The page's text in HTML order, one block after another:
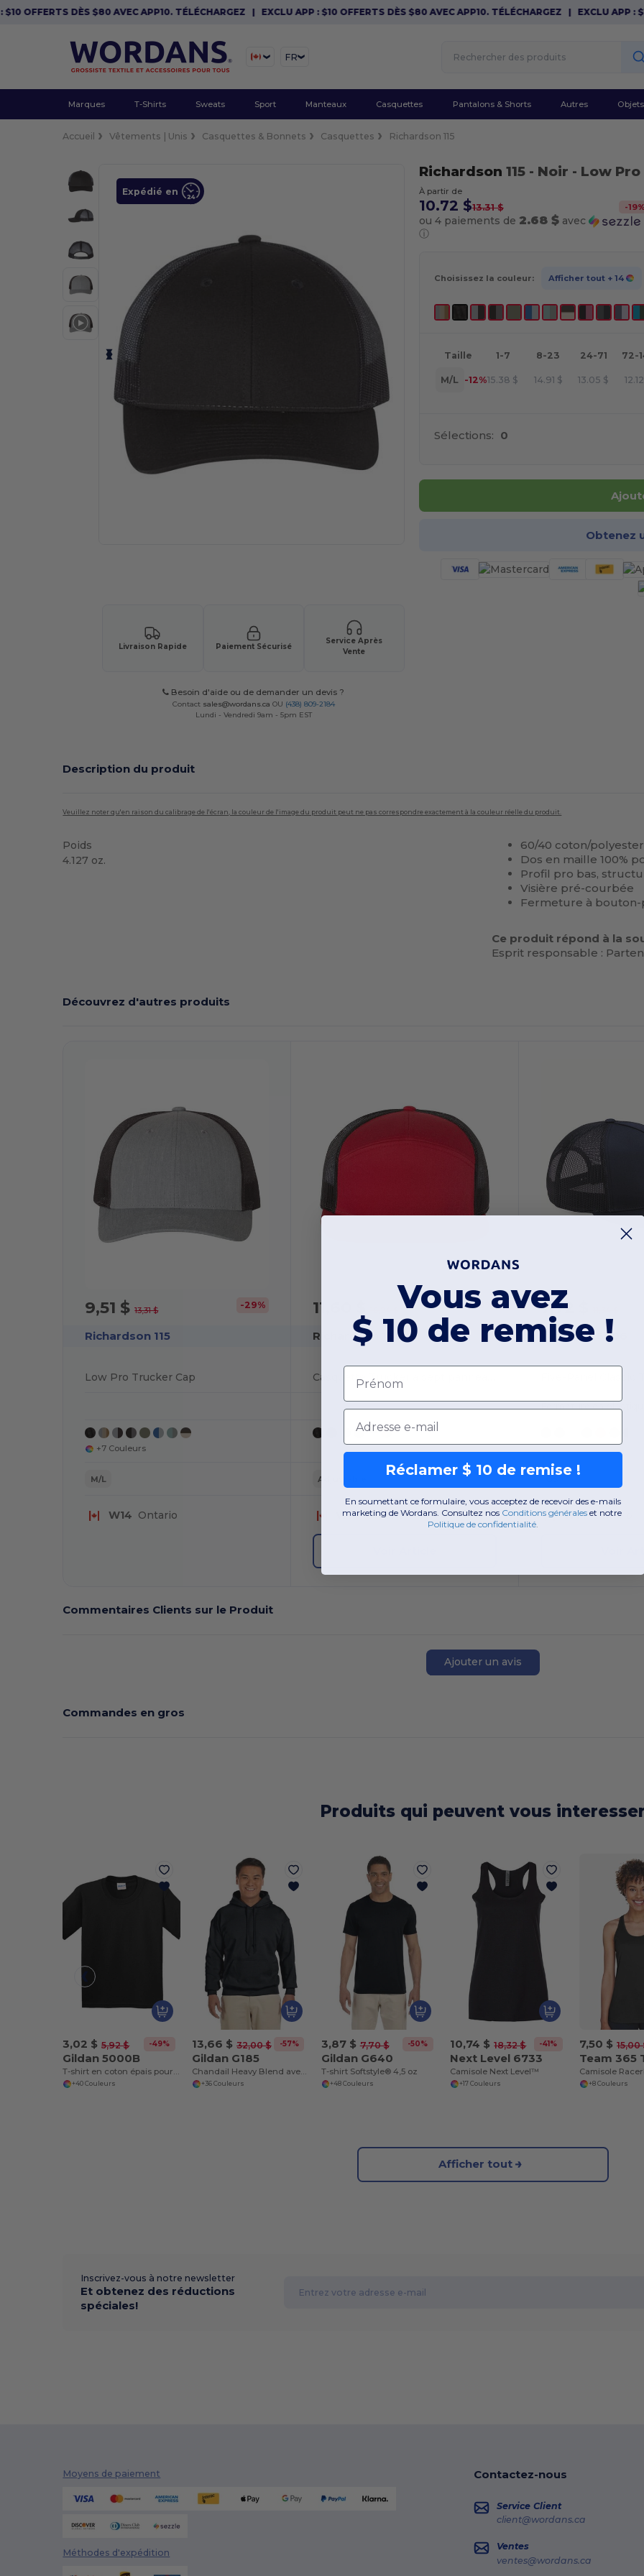
DÈS $80 AVEC APP10. TÉLÉCHARGEZ|EXCLU APP : $10 OFFERTS DÈS $80 AVEC APP10. TÉLÉCHARGEZ|EXCLU APP : $10
FR
Marques T-Shirts Sweats Sport Manteaux Casquettes Pantalons & Shorts Autres
Accueil Vêtements | Unis Casquettes & Bonnets Casquettes Richardson 115
Expédié en
Livraison Rapide Paiement Sécurisé
Service Après
Vente
Besoin d'aide ou de demander un devis ?
Contact sales@wordans.ca OU (438) 809-2184
Lundi - Vendredi 9am - 5pm EST
Richardson 115 - Noir - Low
À partir de
10.72 $13.31 $ -19
ou 4 paiements de 2.68 $avec
ⓘ
Choisissez la couleur: Afficher tout + 14
Taille 1-7 8-23 24-71 72-
M/L -12%15.38 $ 14.91 $ 13.05 $ 12.12
Sélections: 0
Obtenez
Description du produit
Veuillez noter qu'en raison du calibrage de l'écran, la couleur de l'image du produit peut ne pas correspondre exactement à la couleur réelle du produit.
Poids
4.127 oz.
60/40 coton/
Dos en maille 100%
Profil pro bas,
Visière pré-courbée
Fermeture à bouton-
Ce produit répond à la
Esprit responsable :
Découvrez d'autres produits
9,51 $13,31 $ -29%
Richardson 115
Low Pro Trucker Cap
+7 Couleurs
M/L
W14 Ontario
11,60 $ -29%
Richardson 168
Adjustable
W14Ontario
7,72 $
Yupoong 6006
Fermeture en
W14Ontario
Commentaires Clients sur le Produit
Ajouter un avis
Commandes en gros
Produits qui peuvent vous
3,02 $ 5,92 $ -49%
Gildan 5000B
+40 Couleurs
13,66 $ 32,00 $ -57%
Gildan G185
+36 Couleurs
3,87 $ 7,70 $ -50%
Gildan G640
T-shirt Softstyle® 4,5 oz
+48 Couleurs
10,74 $ 18,32 $ -41%
Next Level 6733
Camisole Next Level™
+17 Couleurs
7,50 $ 15,00
Team 365
+8 Couleurs
Afficher tout
Inscrivez-vous à notre newsletter
Et obtenez des réductions
spéciales!
Moyens de paiement
Méthodes d'expédition
Contactez-nous
Service Client
client@wordans.ca
Ventes
ventes@wordans.ca
Vous avez
$ 10 de remise !
Prénom
Email
Réclamer $ 10 de remise !
En soumettant ce formulaire, vous acceptez de recevoir des e-mails
marketing de Wordans. Consultez nos Conditions générales et notre
Politique de confidentialité.